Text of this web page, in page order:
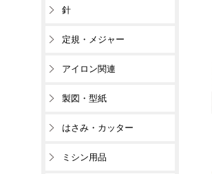
針
定規・メジャー
アイロン関連
製図・型紙
はさみ・カッター
ミシン用品